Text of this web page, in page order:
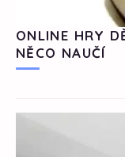
ONLINE HRY
NĚCO NAUČÍ